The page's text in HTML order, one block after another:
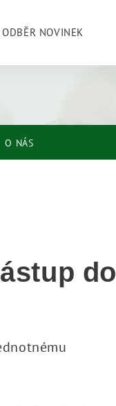
ODBĚR NOVINEK
O NÁS
do